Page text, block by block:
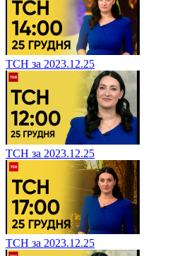
ТСН за 2023.12.25
ТСН за 2023.12.25
ТСН за 2023.12.25